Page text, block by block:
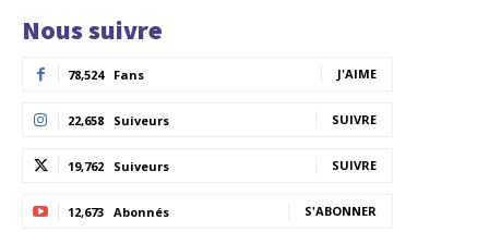
Nous suivre
78,524 Fans J'AIME
22,658 Suiveurs SUIVRE
19,762 Suiveurs SUIVRE
12,673 Abonnés S'ABONNER